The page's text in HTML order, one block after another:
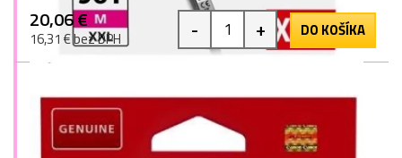
20,06 €
16,31 € bez DPH - + DO KOŠÍKA